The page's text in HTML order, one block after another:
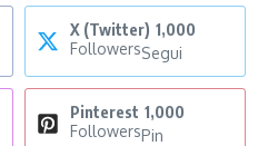
X (Twitter) 1,000
FollowersSegui
Pinterest 1,000
FollowersPin